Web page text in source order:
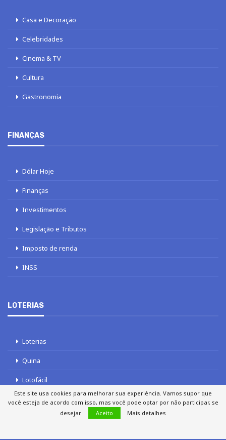
Casa e Decoração
Celebridades
Cinema & TV
Cultura
Gastronomia
FINANÇAS
Dólar Hoje
Finanças
Investimentos
Legislação e Tributos
Imposto de renda
INSS
LOTERIAS
Loterias
Quina
Lotofácil
Mega-Sena
Este site usa cookies para melhorar sua experiência. Vamos supor que
você esteja de acordo com isso, mas você pode optar por não participar, se
desejar.
Aceito Mais detalhes